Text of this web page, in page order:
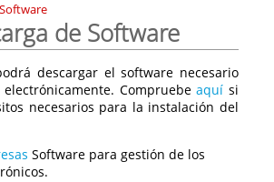
de Software
descargar el software necesario
Compruebeaquí si
necesarios para la instalación del
Software para gestión de los